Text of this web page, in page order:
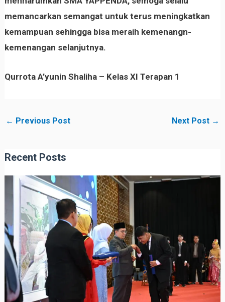
memancarkan semangat untuk terus meningkatkan
kemampuan sehingga bisa meraih kemenangn-
kemenangan selanjutnya.
Qurrota A’yunin Shaliha – Kelas XI Terapan 1
← Previous Post Next Post →
Recent Posts